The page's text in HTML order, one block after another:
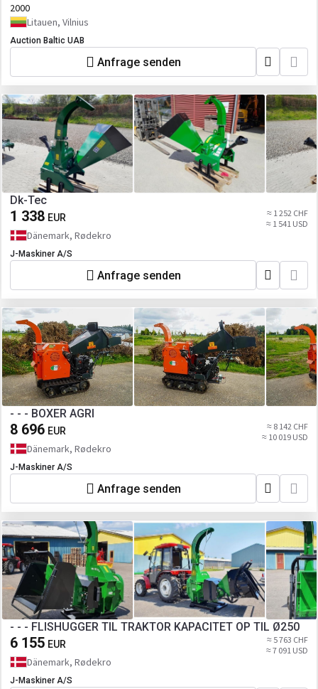
2000
Litauen, Vilnius
Auction Baltic UAB
Anfrage senden
Dk-Tec
1 338 EUR
≈ 1 252 CHF
≈ 1 541 USD
Dänemark, Rødekro
J-Maskiner A/S
Anfrage senden
- - - BOXER AGRI
8 696 EUR
≈ 8 142 CHF
≈ 10 019 USD
Dänemark, Rødekro
J-Maskiner A/S
Anfrage senden
- - - FLISHUGGER TIL TRAKTOR KAPACITET OP TIL Ø250
6 155 EUR
≈ 5 763 CHF
≈ 7 091 USD
Dänemark, Rødekro
J-Maskiner A/S